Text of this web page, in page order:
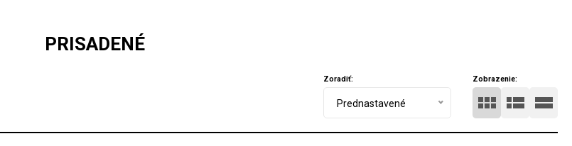
PRISADENÉ
Zobrazenie:
Zoradiť:
Prednastavené